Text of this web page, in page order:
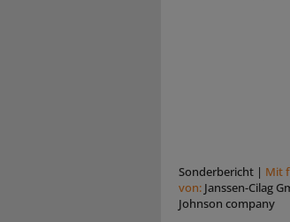
Sonderbericht | Mit
von: Janssen-Cilag
Johnson company